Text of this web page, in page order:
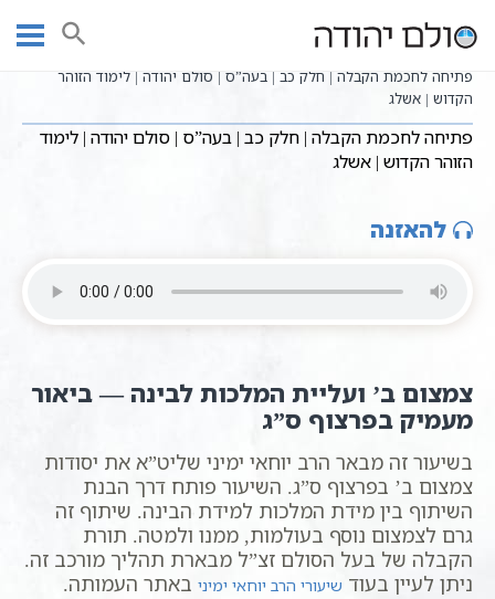
עמוד ראשי שיעורי וידאו
פתיחה לחכמת הקבלה - הרב יוחאי ימיני
פתיחה לחכמת הקבלה | חלק כב | בעה”ס | סולם יהודה | לימוד הזוהר
הקדוש | אשלג
פתיחה לחכמת הקבלה | חלק כב | בעה”ס | סולם יהודה | לימוד
הזוהר הקדוש | אשלג
להאזנה
צמצום ב’ ועליית המלכות לבינה — ביאור
מעמיק בפרצוף ס”ג
בשיעור זה מבאר הרב יוחאי ימיני שליט”א את יסודות
צמצום ב’ בפרצוף ס”ג. השיעור פותח דרך הבנת
השיתוף בין מידת המלכות למידת הבינה. שיתוף זה
גרם לצמצום נוסף בעולמות, ממנו ולמטה. תורת
הקבלה של בעל הסולם זצ”ל מבארת תהליך מורכב זה.
ניתן לעיין בעוד שיעורי הרב יוחאי ימיני באתר העמותה.